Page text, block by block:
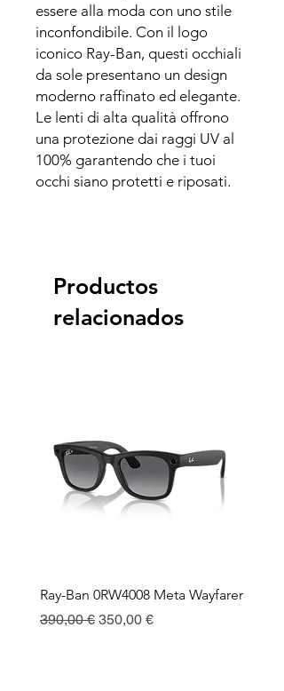
essere alla moda con uno stile
inconfondibile. Con il logo
iconico Ray-Ban, questi occhiali
da sole presentano un design
moderno raffinato ed elegante.
Le lenti di alta qualità offrono
una protezione dai raggi UV al
100% garantendo che i tuoi
occhi siano protetti e riposati.
Productos
relacionados
Ray-Ban 0RW4008 Meta Wayfarer
Precio
390,00 € Precio de oferta
350,00 €